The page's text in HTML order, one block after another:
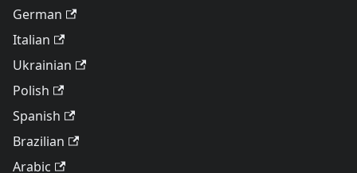
German
Italian
Ukrainian
Polish
Spanish
Brazilian
Arabic